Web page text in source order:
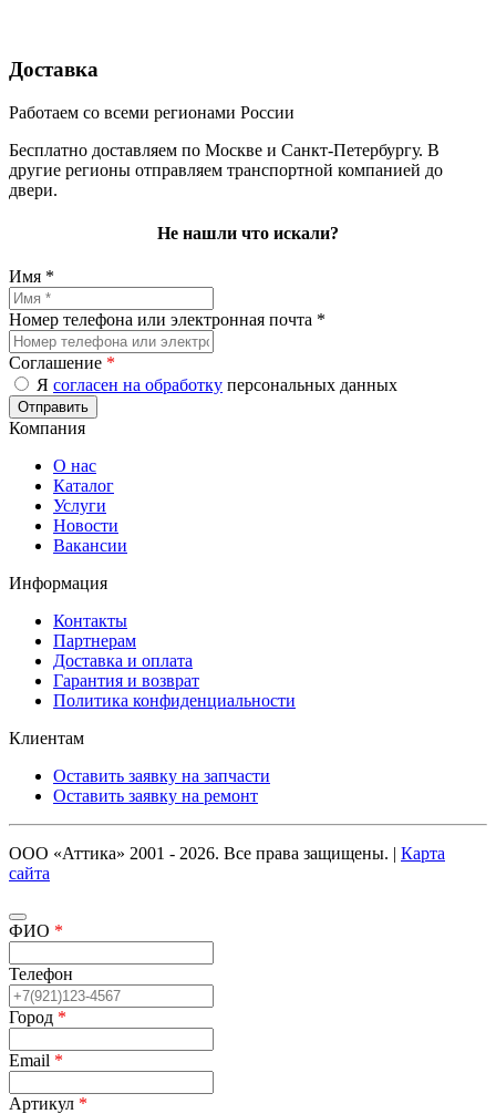
Доставка
Работаем со всеми регионами России
Бесплатно доставляем по Москве и Санкт-Петербургу. В
другие регионы отправляем транспортной компанией до
двери.
Не нашли что искали?
Имя *
Номер телефона или электронная почта *
Соглашение *
Я согласен на обработку персональных данных
Компания
О нас
Каталог
Услуги
Новости
Вакансии
Информация
Контакты
Партнерам
Доставка и оплата
Гарантия и возврат
Политика конфиденциальности
Клиентам
Оставить заявку на запчасти
Оставить заявку на ремонт
ООО «Аттика» 2001 - 2026. Все права защищены. | Карта
сайта
ФИО *
Телефон
Город *
Email *
Артикул *